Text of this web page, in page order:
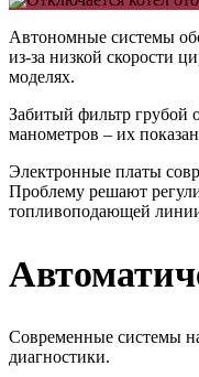
Автономные системы
из-за низкой скорости
моделях.
Забитый фильтр грубой
манометров – их
Электронные платы
Проблему решают
топливоподающей
Современные системы
диагностики.